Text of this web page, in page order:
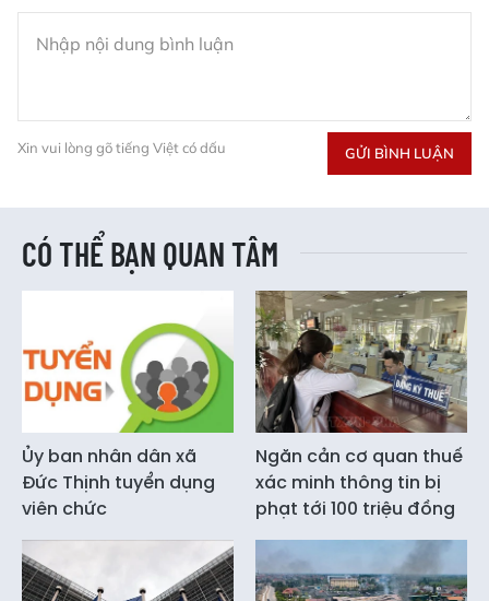
Xin vui lòng gõ tiếng Việt có dấu GỬI BÌNH LUẬN
CÓ THỂ BẠN QUAN TÂM
Ủy ban nhân dân xã
Đức Thịnh tuyển dụng
viên chức
Ngăn cản cơ quan thuế
xác minh thông tin bị
phạt tới 100 triệu đồng